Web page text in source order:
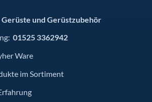
und Gerüstzubehör
01525 3362942
Ware
im Sortiment